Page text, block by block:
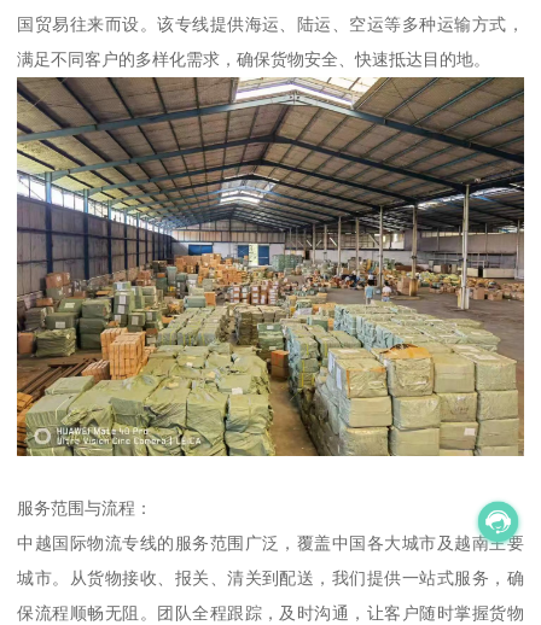
国贸易往来而设。该专线提供海运、陆运、空运等多种运输方式，
满足不同客户的多样化需求，确保货物安全、快速抵达目的地。
服务范围与流程：
中越国际物流专线的服务范围广泛，覆盖中国各大城市及越南主要
城市。从货物接收、报关、清关到配送，我们提供一站式服务，确
保流程顺畅无阻。团队全程跟踪，及时沟通，让客户随时掌握货物